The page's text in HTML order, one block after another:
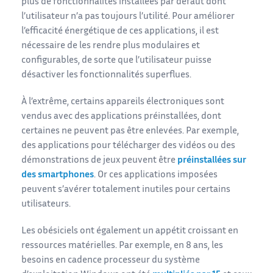
plus de fonctionnalités installées par défaut dont
l’utilisateur n’a pas toujours l’utilité. Pour améliorer
l’efficacité énergétique de ces applications, il est
nécessaire de les rendre plus modulaires et
configurables, de sorte que l’utilisateur puisse
désactiver les fonctionnalités superflues.
À l’extrême, certains appareils électroniques sont
vendus avec des applications préinstallées, dont
certaines ne peuvent pas être enlevées. Par exemple,
des applications pour télécharger des vidéos ou des
démonstrations de jeux peuvent être préinstallées sur
des smartphones. Or ces applications imposées
peuvent s’avérer totalement inutiles pour certains
utilisateurs.
Les obésiciels ont également un appétit croissant en
ressources matérielles. Par exemple, en 8 ans, les
besoins en cadence processeur du système